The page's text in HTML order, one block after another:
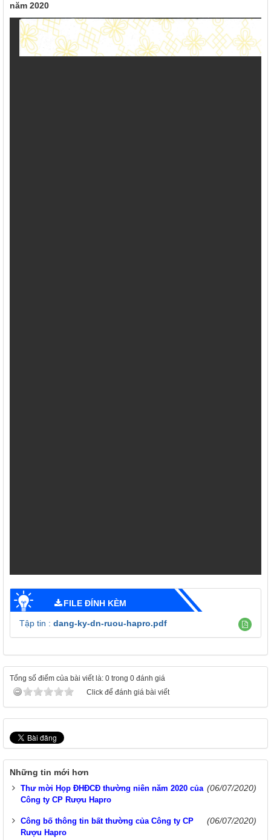
năm 2020
FILE ĐÍNH KÈM
Tập tin : dang-ky-dn-ruou-hapro.pdf
Tổng số điểm của bài viết là: 0 trong 0 đánh giá
Click để đánh giá bài viết
Những tin mới hơn
Thư mời Họp ĐHĐCĐ thường niên năm 2020 của
Công ty CP Rượu Hapro
(06/07/2020)
Công bố thông tin bất thường của Công ty CP
Rượu Hapro
(06/07/2020)